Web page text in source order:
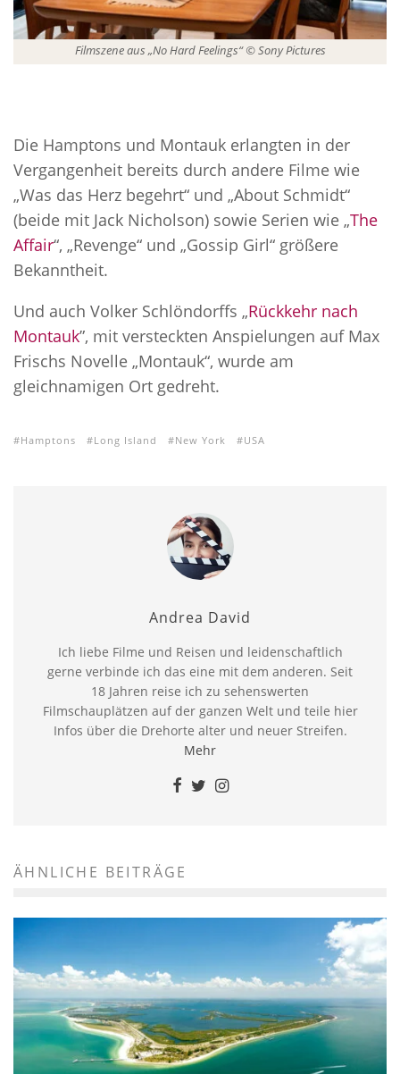
Filmszene aus „No Hard Feelings“ © Sony Pictures
Die Hamptons und Montauk erlangten in der
Vergangenheit bereits durch andere Filme wie
„Was das Herz begehrt“ und „About Schmidt“
(beide mit Jack Nicholson) sowie Serien wie „The
Affair“, „Revenge“ und „Gossip Girl“ größere
Bekanntheit.
Und auch Volker Schlöndorffs „Rückkehr nach
Montauk”, mit versteckten Anspielungen auf Max
Frischs Novelle „Montauk“, wurde am
gleichnamigen Ort gedreht.
Hamptons Long Island New York USA
Andrea David
Ich liebe Filme und Reisen und leidenschaftlich
gerne verbinde ich das eine mit dem anderen. Seit
18 Jahren reise ich zu sehenswerten
Filmschauplätzen auf der ganzen Welt und teile hier
Infos über die Drehorte alter und neuer Streifen.
Mehr
ÄHNLICHE BEITRÄGE